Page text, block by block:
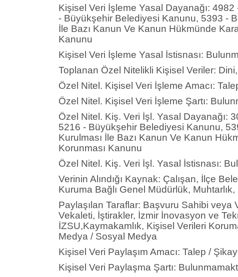
Kişisel Veri İşleme Yasal Dayanağı:
- Büyükşehir Belediyesi Kanunu, 5393 -
İle Bazı Kanun Ve Kanun Hükmünde
Kanunu
Kişisel Veri İşleme Yasal İstisnası:
Toplanan Özel Nitelikli Kişisel Veriler:
Özel Nitel. Kişisel Veri İşleme Amacı:
Özel Nitel. Kişisel Veri İşleme Şartı:
Özel Nitel. Kiş. Veri İşl. Yasal Dayanağı:
5216 - Büyükşehir Belediyesi Kanunu,
Kurulması İle Bazı Kanun Ve Kanun
Korunması Kanunu
Özel Nitel. Kiş. Veri İşl. Yasal İstisnası:
Verinin Alındığı Kaynak: Çalışan, İlçe
Kuruma Bağlı Genel Müdürlük,
Paylaşılan Taraflar: Başvuru Sahibi veya
Vekaleti, İştirakler, İzmir İnovasyon ve
İZSU,Kaymakamlık, Kişisel Verileri
Medya / Sosyal Medya
Kişisel Veri Paylaşım Amacı: Talep /
Kişisel Veri Paylaşma Şartı: